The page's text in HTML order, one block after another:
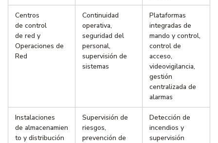
Centros
de control
de red y
Operaciones de
Red
Continuidad
operativa,
seguridad del
personal,
supervisión de
sistemas
Plataformas
integradas de
mando y control,
control de
acceso,
videovigilancia,
gestión
centralizada de
alarmas
Instalaciones
de almacenamien
to y distribución
Supervisión de
riesgos,
prevención de
Detección de
incendios y
supervisión